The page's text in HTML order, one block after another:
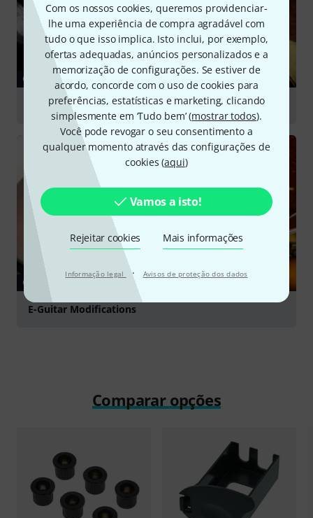
Com os nossos cookies, queremos providenciar-
lhe uma experiência de compra agradável com
tudo o que isso implica. Isto inclui, por exemplo,
ofertas adequadas, anúncios personalizados e a
memorização de configurações. Se estiver de
acordo, concorde com o uso de cookies para
preferências, estatísticas e marketing, clicando
simplesmente em ‘Tudo bem’ (mostrar todos).
Você pode revogar o seu consentimento a
qualquer momento através das configurações de
cookies (aqui)
Vamos a isto!
Rejeitar cookies Mais informações
Informação legal · Avisos de proteção dos dados
GUIA
Guitar Accessories
GUIA
E-Guitar Modifications
Comparar opções